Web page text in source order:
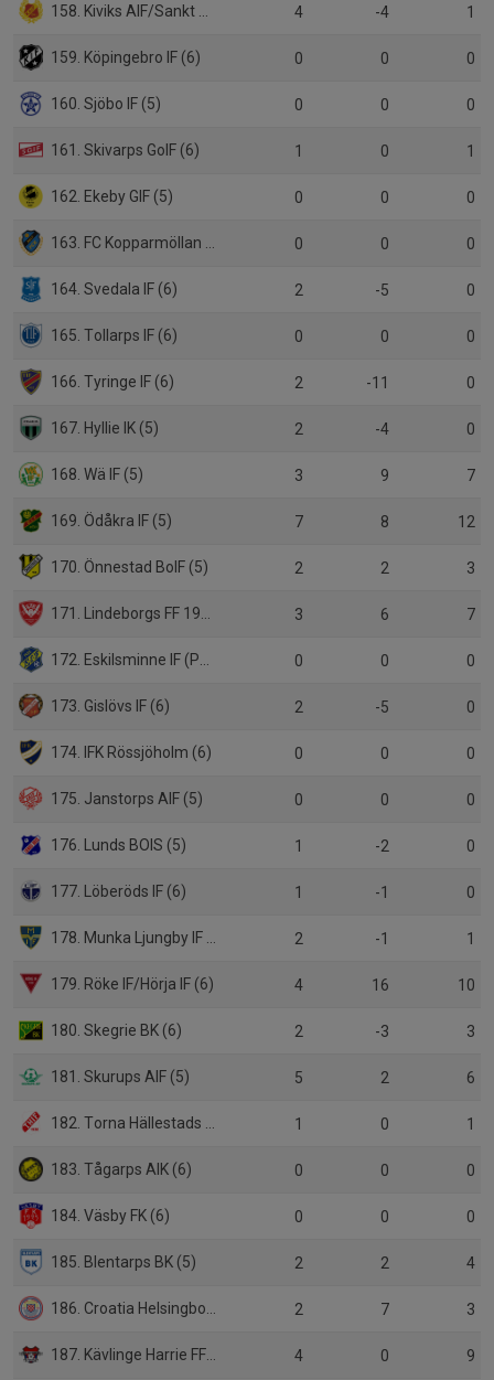
158. Kiviks AIF/Sankt Olofs IF (5) 4 -4 1
159. Köpingebro IF (6) 0 0 0
160. Sjöbo IF (5) 0 0 0
161. Skivarps GoIF (6) 1 0 1
162. Ekeby GIF (5) 0 0 0
163. FC Kopparmöllan (6) 0 0 0
164. Svedala IF (6) 2 -5 0
165. Tollarps IF (6) 0 0 0
166. Tyringe IF (6) 2 -11 0
167. Hyllie IK (5) 2 -4 0
168. Wä IF (5) 3 9 7
169. Ödåkra IF (5) 7 8 12
170. Önnestad BoIF (5) 2 2 3
171. Lindeborgs FF 1948 (5) 3 6 7
172. Eskilsminne IF (P19 Div.1) 0 0 0
173. Gislövs IF (6) 2 -5 0
174. IFK Rössjöholm (6) 0 0 0
175. Janstorps AIF (5) 0 0 0
176. Lunds BOIS (5) 1 -2 0
177. Löberöds IF (6) 1 -1 0
178. Munka Ljungby IF (5) 2 -1 1
179. Röke IF/Hörja IF (6) 4 16 10
180. Skegrie BK (6) 2 -3 3
181. Skurups AIF (5) 5 2 6
182. Torna Hällestads IF (5) 1 0 1
183. Tågarps AIK (6) 0 0 0
184. Väsby FK (6) 0 0 0
185. Blentarps BK (5) 2 2 4
186. Croatia Helsingborg KIF (5) 2 7 3
187. Kävlinge Harrie FF (5) 4 0 9